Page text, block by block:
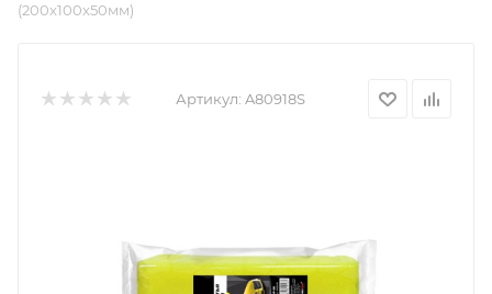
(200x100x50мм)
Артикул: A80918S